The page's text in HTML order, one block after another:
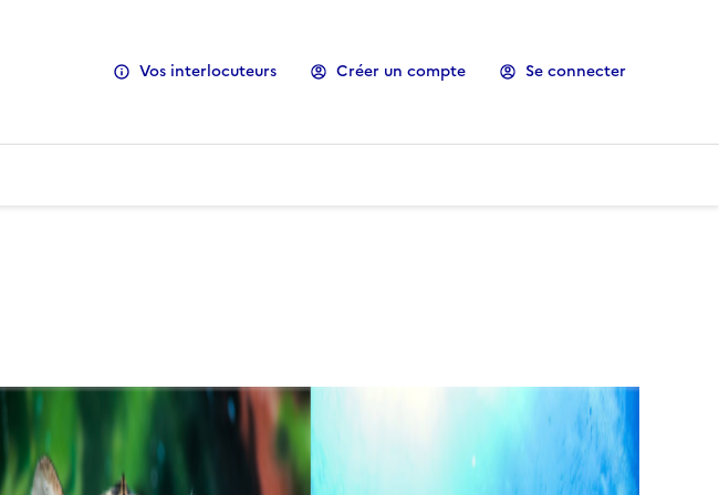
Vos interlocuteurs Créer un compte Se connecter